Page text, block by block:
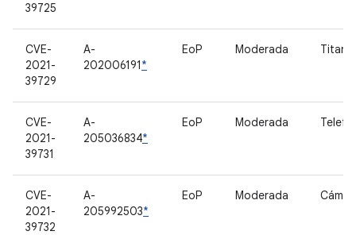
39725
CVE-
2021-
39729
A-
202006191*
EoP Moderada TitanM
CVE-
2021-
39731
A-
205036834*
EoP Moderada
CVE-
2021-
39732
A-
205992503*
EoP Moderada